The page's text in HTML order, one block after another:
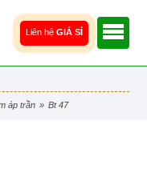
Liên hệ GIÁ SỈ
áp trần » bt 47